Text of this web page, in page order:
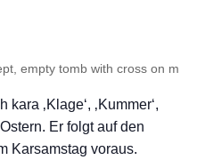
‚Klage‘, ‚Kummer‘,
Er folgt auf den
Karsamstag voraus.